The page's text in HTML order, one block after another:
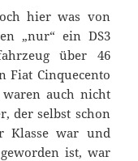
hier was von
„nur“ ein DS3
über 46
Fiat Cinquecento
auch nicht
der selbst schon
Klasse war und
ist, war